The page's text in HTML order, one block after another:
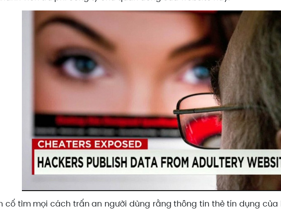
cố tìm mọi cách trấn an người dùng rằng thông tin thẻ tín dụng